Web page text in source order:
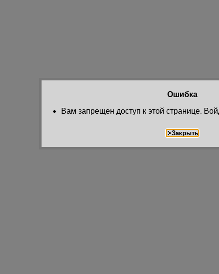
Ошибка
Вам запрещен доступ к этой странице.